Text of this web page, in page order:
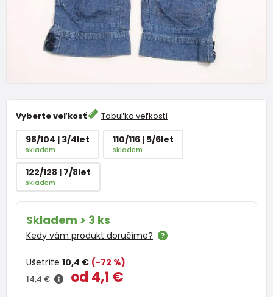
Vyberte veľkosť Tabuľka veľkostí
98/104 | 3/4let
skladem
110/116 | 5/6let
skladem
122/128 | 7/8let
skladem
Skladem > 3 ks
Kedy vám produkt doručíme?
Ušetríte 10,4 € (-72 %)
14,4 € od 4,1 €